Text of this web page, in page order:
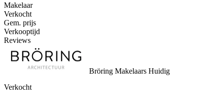
Makelaar
Verkocht
Gem. prijs
Verkooptijd
Reviews
Bröring Makelaars Huidig
Verkocht